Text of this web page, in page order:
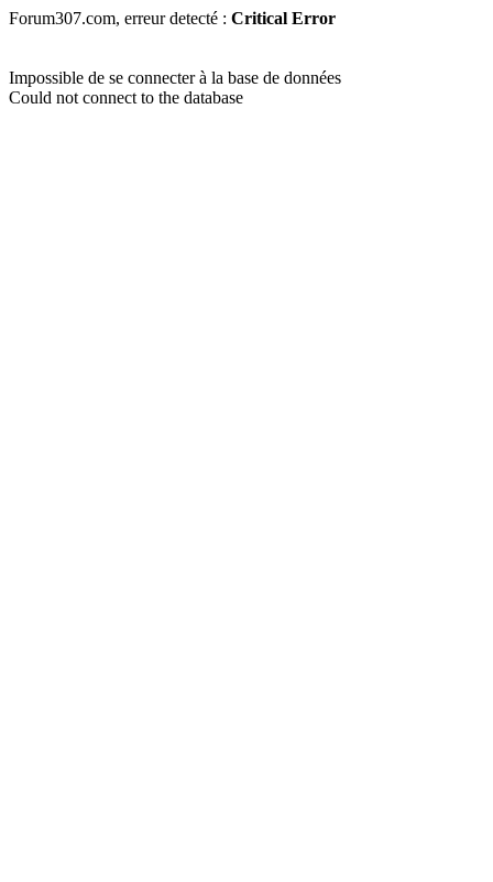
Forum307.com, erreur detecté : Critical Error
Impossible de se connecter à la base de données
Could not connect to the database